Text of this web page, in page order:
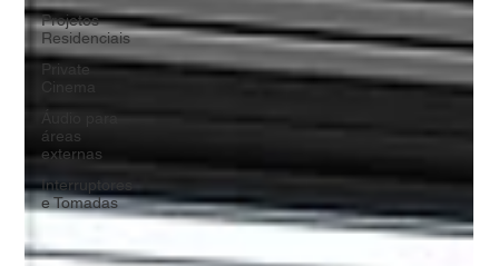
Projetos
Residenciais
Private
Cinema
Áudio para
áreas
externas
Interruptores
e Tomadas